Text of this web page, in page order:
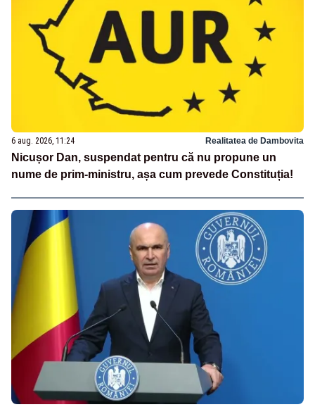
6 aug. 2026, 11:24 Realitatea de Dambovita
Nicușor Dan, suspendat pentru că nu propune un
nume de prim-ministru, așa cum prevede Constituția!